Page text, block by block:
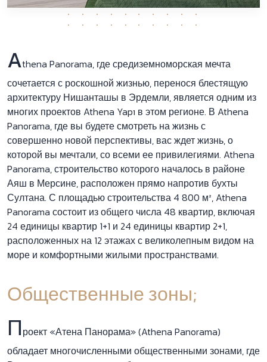
Athena Panorama, где средиземноморская мечта
сочетается с роскошной жизнью, перенося блестящую
архитектуру Нишанташы в Эрдемли, является одним из
многих проектов Athena Yapı в этом регионе. В Athena
Panorama, где вы будете смотреть на жизнь с
совершенно новой перспективы, вас ждет жизнь, о
которой вы мечтали, со всеми ее привилегиями. Athena
Panorama, строительство которого началось в районе
Аяш в Мерсине, расположен прямо напротив бухты
Султана. С площадью строительства 4 800 м², Athena
Panorama состоит из общего числа 48 квартир, включая
24 единицы квартир 1+1 и 24 единицы квартир 2+1,
расположенных на 12 этажах с великолепным видом на
море и комфортными жилыми пространствами.
Общественные зоны;
Проект «Атена Панорама» (Athena Panorama)
обладает многочисленными общественными зонами, где